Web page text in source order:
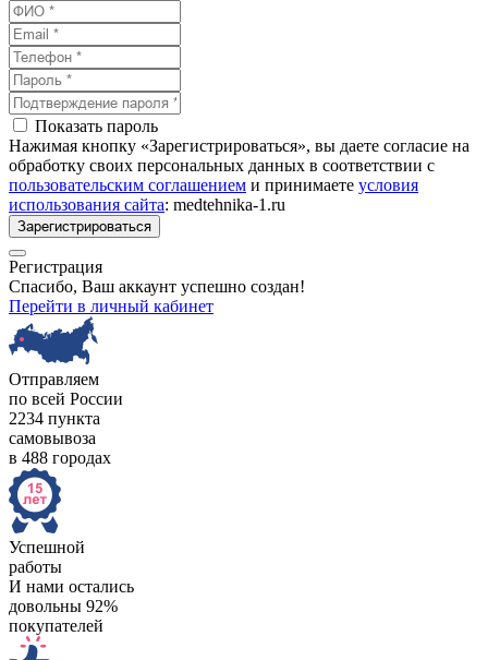
Показать пароль
Нажимая кнопку «Зарегистрироваться», вы даете согласие на
обработку своих персональных данных в соответствии с
пользовательским соглашением и принимаете условия
использования сайта: medtehnika-1.ru
Зарегистрироваться
Регистрация
Спасибо, Ваш аккаунт успешно создан!
Перейти в личный кабинет
Отправляем
по всей России
2234 пункта
самовывоза
в 488 городах
Успешной
работы
И нами остались
довольны 92%
покупателей